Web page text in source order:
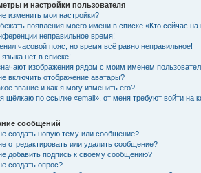
и настройки пользователя
изменить мои настройки?
появления моего имени в списке «Кто сейчас
неправильное время!
часовой пояс, но время всё равно неправильное!
языка нет в списке!
изображения рядом с моим именем
включить отображение аватары?
звание и как я могу изменить его?
я щёлкаю по ссылке «email», от меня требуют войти на
сообщений
создать новую тему или сообщение?
отредактировать или удалить сообщение?
добавить подпись к своему сообщению?
создать опрос?